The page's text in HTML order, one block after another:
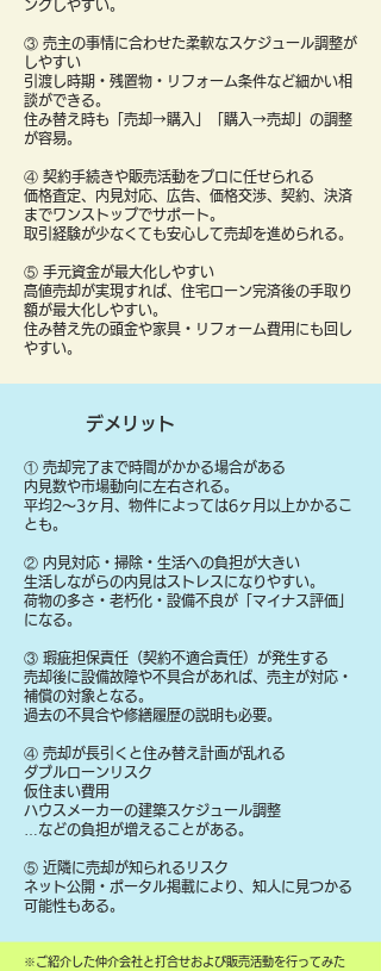
ングしやすい。
③ 売主の事情に合わせた柔軟なスケジュール調整が
しやすい
引渡し時期・残置物・リフォーム条件など細かい相
談ができる。
住み替え時も「売却→購入」「購入→売却」の調整
が容易。
④ 契約手続きや販売活動をプロに任せられる
価格査定、内見対応、広告、価格交渉、契約、決済
までワンストップでサポート。
取引経験が少なくても安心して売却を進められる。
⑤ 手元資金が最大化しやすい
高値売却が実現すれば、住宅ローン完済後の手取り
額が最大化しやすい。
住み替え先の頭金や家具・リフォーム費用にも回し
やすい。
デメリット
① 売却完了まで時間がかかる場合がある
内見数や市場動向に左右される。
平均2〜3ヶ月、物件によっては6ヶ月以上かかるこ
とも。
② 内見対応・掃除・生活への負担が大きい
生活しながらの内見はストレスになりやすい。
荷物の多さ・老朽化・設備不良が「マイナス評価」
になる。
③ 瑕疵担保責任（契約不適合責任）が発生する
売却後に設備故障や不具合があれば、売主が対応・
補償の対象となる。
過去の不具合や修繕履歴の説明も必要。
④ 売却が長引くと住み替え計画が乱れる
ダブルローンリスク
仮住まい費用
ハウスメーカーの建築スケジュール調整
…などの負担が増えることがある。
⑤ 近隣に売却が知られるリスク
ネット公開・ポータル掲載により、知人に見つかる
可能性もある。
​※ご紹介した仲介会社と打合せおよび販売活動を行ってみた